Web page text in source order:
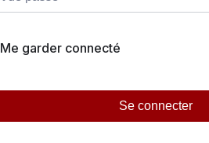
Me garder connecté
Se connecter